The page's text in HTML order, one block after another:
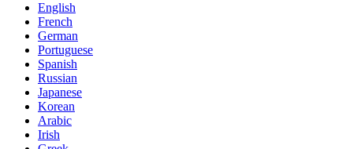
English
French
German
Portuguese
Spanish
Russian
Japanese
Korean
Arabic
Irish